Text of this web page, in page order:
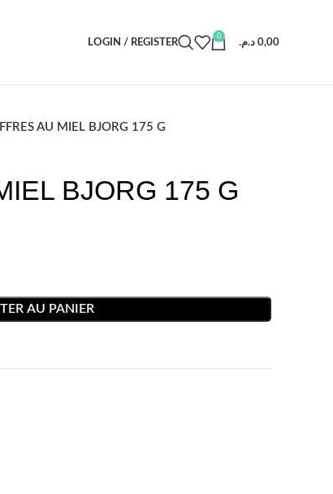
LOGIN / REGISTER
0
0,00 د.م.
AU MIEL BJORG 175 G
BJORG 175 G
AU PANIER